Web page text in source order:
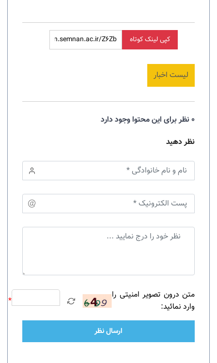
کپی لینک کوتاه
لیست اخبار
0 نظر برای این محتوا وجود دارد
نظر دهید
متن درون تصویر امنیتی را
وارد نمائید:
*
ارسال نظر